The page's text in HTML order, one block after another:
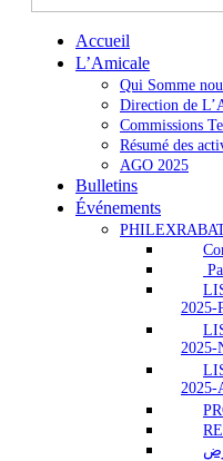
RABAT
APNRAccueil
L’Amicale
Qui Somme
Direction de
Commissions
Résumé des
AGO 2025
Bulletins
Événements
2025-
2025-